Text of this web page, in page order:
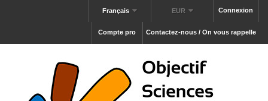
Connexion
EUR
Français
Contactez-nous / On vous rappelle
Compte pro